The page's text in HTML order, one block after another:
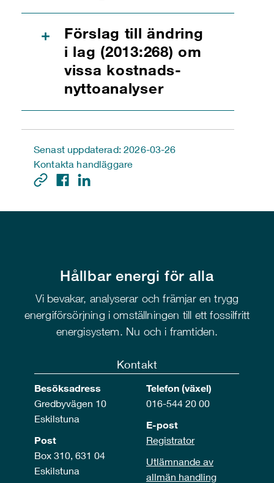
+
​Förslag till ändring
i lag (2013:268) om
vissa kostnads-
nyttoanalyser
Senast uppdaterad: 2026-03-26
Kontakta handläggare
Hållbar energi för alla
Vi bevakar, analyserar och främjar en trygg
energiförsörjning i omställningen till ett fossilfritt
energisystem. Nu och i framtiden.
Kontakt
Besöksadress
Gredbyvägen 10
Eskilstuna
Post
Box 310, 631 04
Eskilstuna
Telefon (växel)
016-544 20 00
E-post
Registrator
Utlämnande av
allmän handling